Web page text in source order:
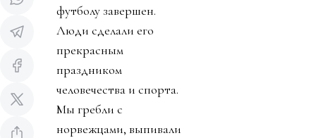
футболу завершен.
Люди сделали его
прекрасным
праздником
человечества и спорта.
Мы гребли с
норвежцами, выпивали